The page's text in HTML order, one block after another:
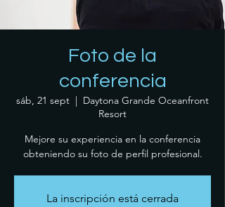
Foto de la
conferencia
sáb, 21 sept
  |
Daytona Grande Oceanfront
Resort
Mejore su experiencia en la conferencia
obteniendo su foto de perfil profesional.
La inscripción está cerrada